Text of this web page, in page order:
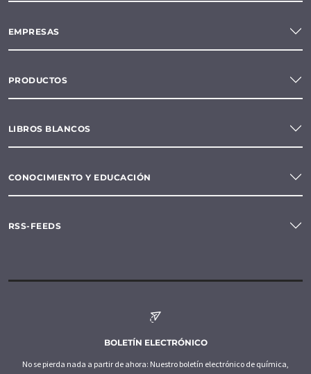
EMPRESAS
PRODUCTOS
LIBROS BLANCOS
CONOCIMIENTO Y EDUCACIÓN
RSS-FEEDS
BOLETÍN ELECTRÓNICO
No se pierda nada a partir de ahora: Nuestro boletín electrónico de química,